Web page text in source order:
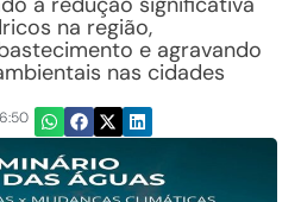
na região,
e agravando
nas cidades